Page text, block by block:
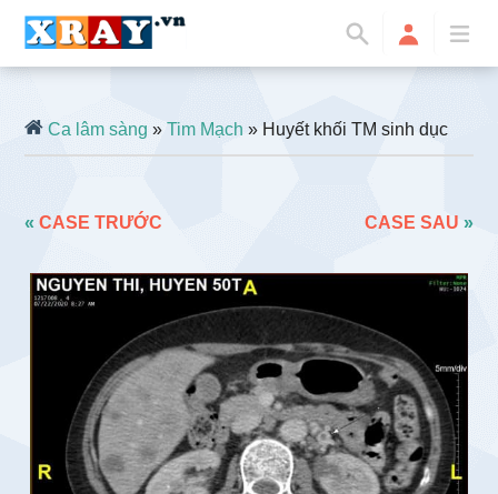
Ca lâm sàng »Tim Mạch » Huyết khối TM sinh dục
«CASE TRƯỚC CASE SAU »